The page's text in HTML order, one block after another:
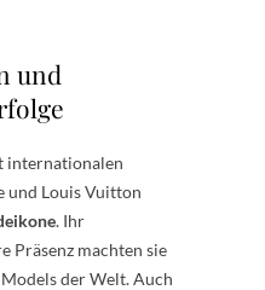
und
internationalen
und Louis Vuitton
. Ihr
Präsenz machten sie
der Welt. Auch